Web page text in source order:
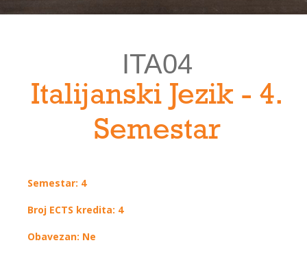
ITA04
Italijanski Jezik - 4.
Semestar
Semestar: 4
Broj ECTS kredita: 4
Obavezan: Ne